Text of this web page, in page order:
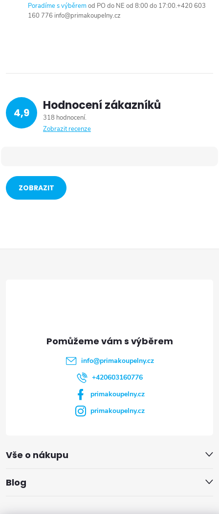
Poradíme s výběremod PO do NE od 8:00 do 17:00.+420 603
160 776 info@primakoupelny.cz
4,9 Hodnocení zákazníků
318 hodnocení
Zobrazit recenze
ZOBRAZIT
info@primakoupelny.cz
+420603160776
primakoupelny.cz
primakoupelny.cz
Vše o nákupu
Blog